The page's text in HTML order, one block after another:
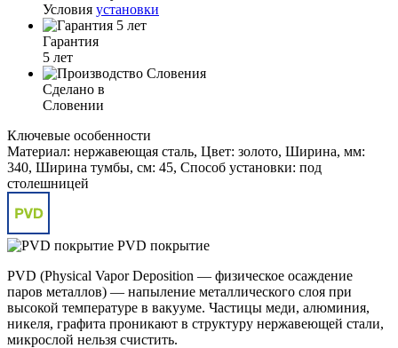
Условия установки
Гарантия
5 лет
Сделано в
Словении
Ключевые особенности
Материал: нержавеющая сталь, Цвет: золото, Ширина, мм:
340, Ширина тумбы, см: 45, Способ установки: под
столешницей
PVD покрытие
PVD (Physical Vapor Deposition — физическое осаждение
паров металлов) — напыление металлического слоя при
высокой температуре в вакууме. Частицы меди, алюминия,
никеля, графита проникают в структуру нержавеющей стали,
микрослой нельзя счистить.